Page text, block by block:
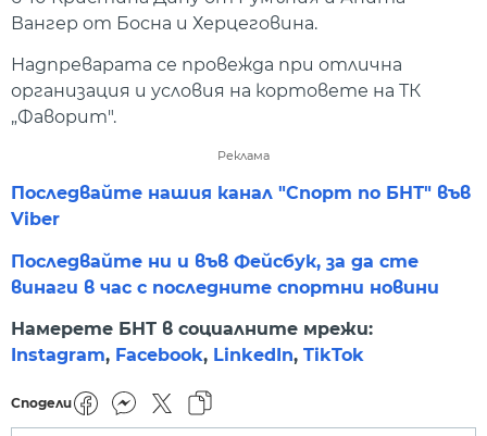
Вангер от Босна и Херцеговина.
Надпреварата се провежда при отлична
организация и условия на кортовете на ТК
„Фаворит".
Реклама
Последвайте нашия канал "Спорт по БНТ" във
Viber
Последвайте ни и във Фейсбук, за да сте
винаги в час с последните спортни новини
Намерете БНТ в социалните мрежи:
Instagram, Facebook, LinkedIn, TikTok
Сподели